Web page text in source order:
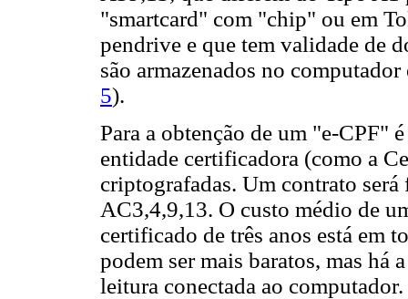
"smartcard" com "chip" ou em
pendrive e que tem validade de
são armazenados no
5).
Para a obtenção de um "e-CPF"
entidade certificadora (como a
criptografadas. Um contrato
AC3,4,9,13. O custo médio de
certificado de três anos está em
podem ser mais baratos, mas há
leitura conectada ao computador.